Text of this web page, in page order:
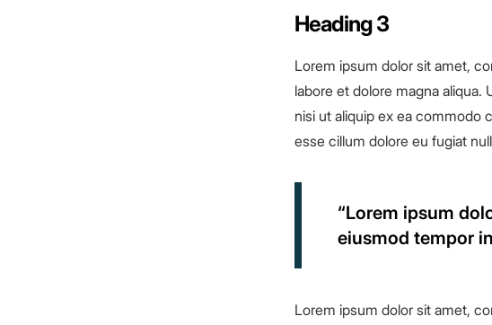
Heading 3
Lorem ipsum dolor sit amet,
labore et dolore magna
nisi ut aliquip ex ea commodo
esse cillum dolore eu fugiat
“Lorem ipsum
eiusmod tempor
Lorem ipsum dolor sit amet,